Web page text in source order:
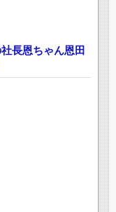
長恩ちゃん恩田